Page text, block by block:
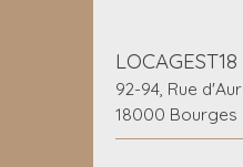
LOCAGEST18
92-94, Rue
18000 Bourges